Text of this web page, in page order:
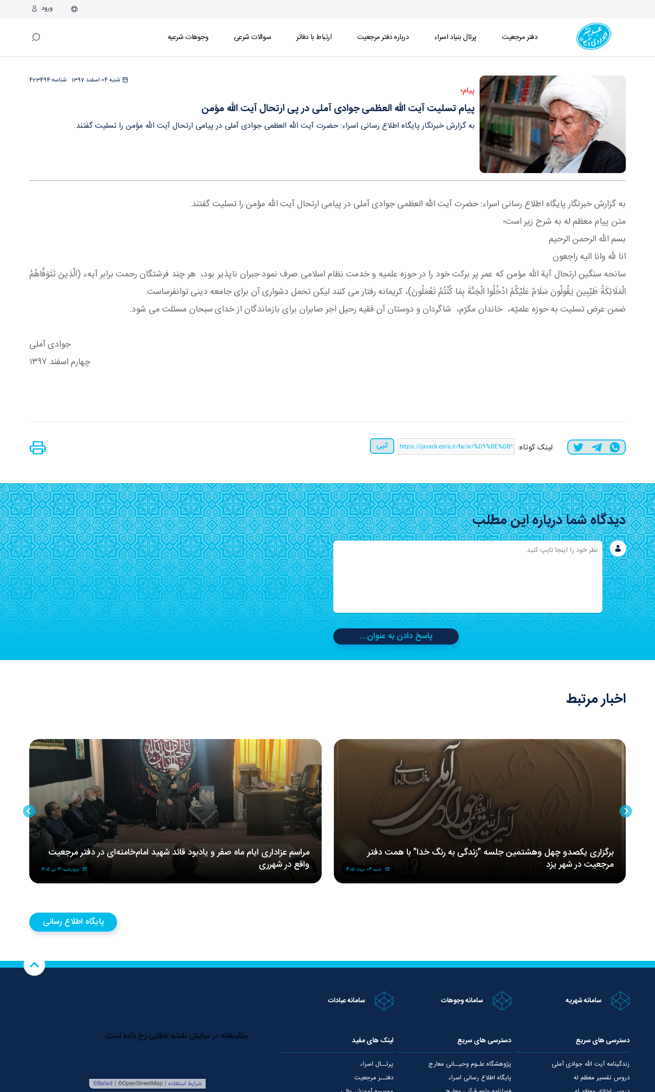
ورود
دفتر مرجعیت پرتال بنیاد اسراء درباره دفتر مرجعیت ارتباط با دفاتر سوالات شرعی وجوهات شرعیه
شنبه 04 اسفند 1397 423494شناسه:
پیام؛
پیام تسلیت آیت الله العظمی جوادی آملی در پی ارتحال آیت الله مؤمن
به گزارش خبرنگار پایگاه اطلاع رسانی اسراء: حضرت آیت الله العظمی جوادی آملی در پیامی ارتحال آیت الله مؤمن را تسلیت گفتند.
به گزارش خبرنگار پایگاه اطلاع رسانی اسراء: حضرت آیت الله العظمی جوادی آملی در پیامی ارتحال آیت الله مؤمن را تسلیت گفتند.
متن پیام معظم له به شرح زیر است؛
بسم الله الرحمن الرحيم
انا لله وانا اليه راجعون
سانحه سنگين ارتحال آية الله مؤمن كه عمر پر بركت خود را در حوزه علميه و خدمت نظام اسلامى صرف نمود جبران ناپذير بود، هر چند فرشتگان رحمت برابر آيهء (الَّذِينَ تَتَوَفَّاهُمُ
الْمَلَائِكَةُ طَيِّبِينَ يَقُولُونَ سَلَامٌ عَلَيْكُمُ ادْخُلُوا الْجَنَّةَ بِمَا كُنْتُمْ تَعْمَلُونَ)، كريمانه رفتار مى كنند ليكن تحمل دشوارى آن براى جامعه دينى توانفرساست.
ضمن عرض تسليت به حوزه علميّه، خاندان مكرّم، شاگردان و دوستان آن فقيه رحيل اجر صابران براى بازماندگان از خداى سبحان مسئلت مى شود.
جوادى آملى
چهارم اسفند ١٣٩٧
لینک کوتاه: کپی
دیدگاه شما درباره این مطلب
پاسخ دادن به عنوان...
اخبار مرتبط
برگزاری یکصدو چهل وهشتمین جلسه "زندگی به رنگ خدا" با همت دفتر
مرجعیت در شهر یزد
شنبه 03 مرداد 1405
مراسم‌ عزاداری‌ ایام ماه صفر و یادبود قائد شهید امام‌خامنه‌ای در دفتر مرجعیت
واقع در شهرری
چهارشنبه 31 تیر 1405
پایگاه اطلاع رسانی
سامانه شهریه سامانه وجوهات سامانه عبادات
دسترسی های سریع
زندگینامه آیت الله جوادی آملی
دروس تفسیر معظم له
دسترسی های سریع
پژوهشگاه علـوم وحیــانی معارج
پایگاه اطلاع رسانی اسراء
لینک های مفید
پرتــال اسراء
دفتــر مرجعیت